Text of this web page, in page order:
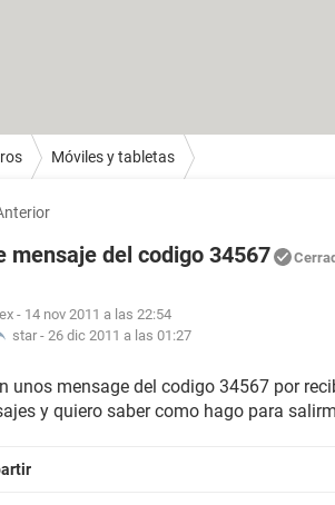
Móviles y tabletas
mensaje del codigo 34567
- 14 nov 2011 a las 22:54
star - 26 dic 2011 a las 01:27
unos mensage del codigo 34567 por
y quiero saber como hago para